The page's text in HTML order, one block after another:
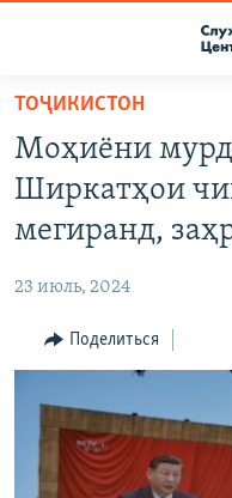
Вернуться
основному
содержанию
Вернутся
главной
Вернутся
ПОДПИСКА
КОНТАКТЫ
НАСТОЯЩЕЕ ВРЕМЯ
МИГРАНТ МЕДИА
ТОҶИКИСТОН
Моҳиёни
Ширкатҳои
мегиранд,
23 июль, 2024
Поделиться